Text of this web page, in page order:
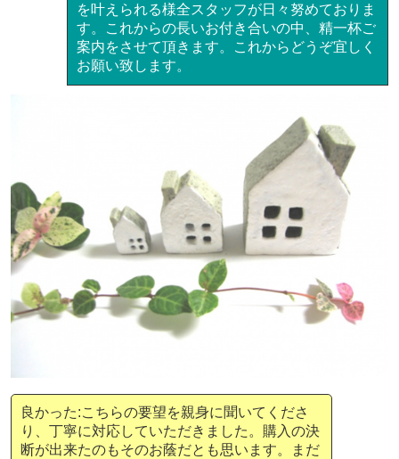
を叶えられる様全スタッフが日々努めておりま
す。これからの長いお付き合いの中、精一杯ご
案内をさせて頂きます。これからどうぞ宜しく
お願い致します。
良かった:こちらの要望を親身に聞いてくださ
り、丁寧に対応していただきました。購入の決
断が出来たのもそのお蔭だとも思います。まだ